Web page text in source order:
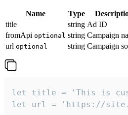
Name Type
title
string Ad ID
fromApi optional string Campaign
url optional string Campaign
let title = 'This is
let url = 'https://